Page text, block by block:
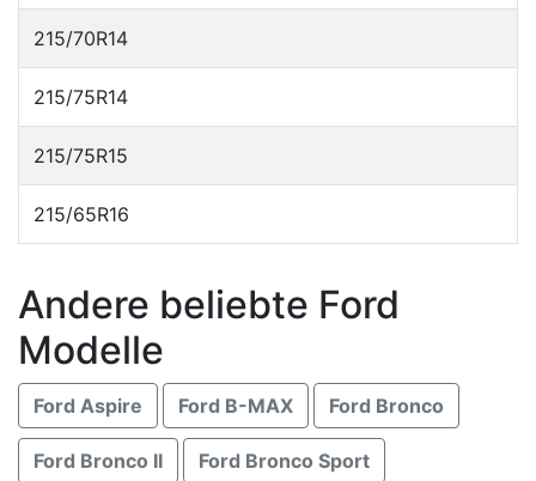
215/70R14
215/75R14
215/75R15
215/65R16
Andere beliebte Ford
Modelle
Ford Aspire Ford B-MAX Ford Bronco
Ford Bronco II Ford Bronco Sport